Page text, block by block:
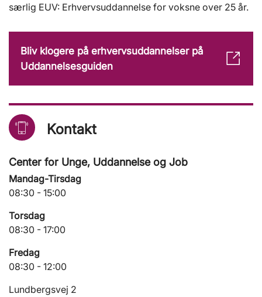
særlig EUV: Erhvervsuddannelse for voksne over 25 år.
Bliv klogere på erhvervsuddannelser på
Uddannelsesguiden
Kontakt
Center for Unge, Uddannelse og Job
Mandag-Tirsdag
08:30 - 15:00
Torsdag
08:30 - 17:00
Fredag
08:30 - 12:00
Lundbergsvej 2